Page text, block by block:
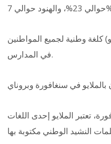
حوالي 7%.
كلغة وطنية لجميع المواطنين
في المدارس.
تعتبر الملايو إحدى اللغات